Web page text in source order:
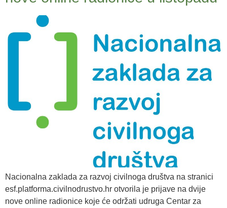
Nacionalna zaklada za razvoj civilnoga društva na stranici
esf.platforma.civilnodrustvo.hr otvorila je prijave na dvije
nove online radionice koje će održati udruga Centar za